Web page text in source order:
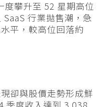
攀升至 52 星期高位
行業拋售潮，急
平，較高位回落約
卻與股價走勢形成鮮
季度收入達到 3.038